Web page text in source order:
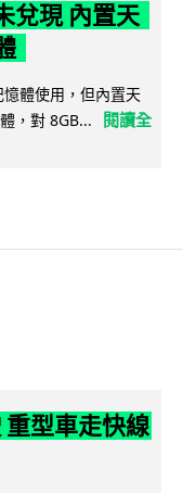
兌現 內置天
體使用，但內置天
，對 8GB...
閱讀全
型車走快線